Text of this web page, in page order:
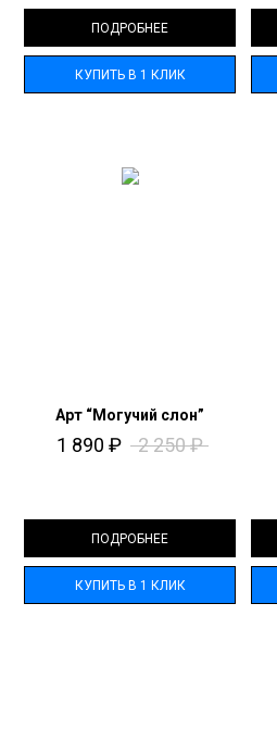
ПОДРОБНЕЕ
КУПИТЬ В 1 КЛИК
Арт “Могучий слон”
1 890 ₽ 2 250₽
ПОДРОБНЕЕ
КУПИТЬ В 1 КЛИК